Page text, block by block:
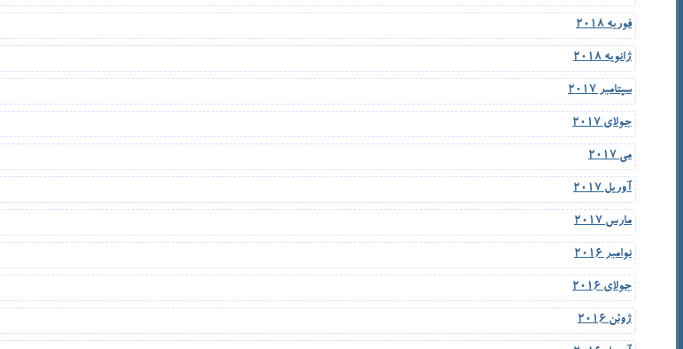
فوریه 2018
ژانویه 2018
سپتامبر 2017
جولای 2017
می 2017
آوریل 2017
مارس 2017
نوامبر 2016
جولای 2016
ژوئن 2016